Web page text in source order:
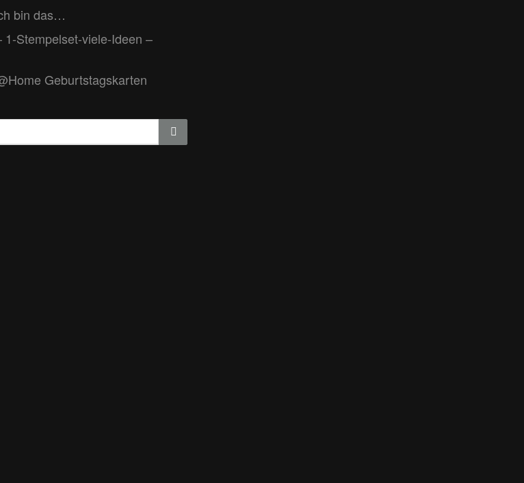
bin das…
1-Stempelset-viele-Ideen –
Geburtstagskarten